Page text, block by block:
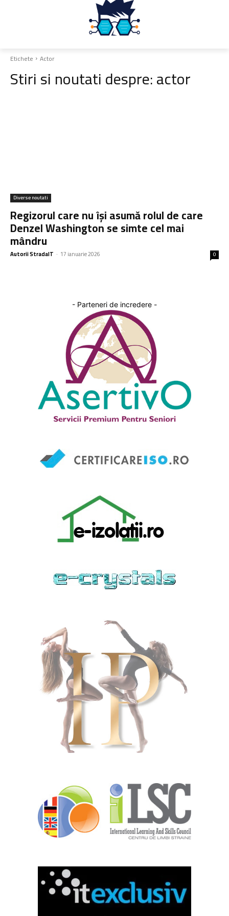
Etichete Actor
Stiri si noutati despre:actor
Diverse noutati
Regizorul care nu își asumă rolul de care
Denzel Washington se simte cel mai
mândru
Autorii StradaIT - 17 ianuarie 2026 0
- Parteneri de incredere -